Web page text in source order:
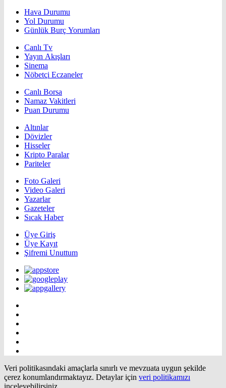
Hava Durumu
Yol Durumu
Günlük Burç Yorumları
Canlı Tv
Yayın Akışları
Sinema
Nöbetçi Eczaneler
Canlı Borsa
Namaz Vakitleri
Puan Durumu
Altınlar
Dövizler
Hisseler
Kripto Paralar
Pariteler
Foto Galeri
Video Galeri
Yazarlar
Gazeteler
Sıcak Haber
Üye Giriş
Üye Kayıt
Şifremi Unuttum
Veri politikasındaki amaçlarla sınırlı ve mevzuata uygun şekilde
çerez konumlandırmaktayız. Detaylar için veri politikamızı
inceleyebilirsiniz.